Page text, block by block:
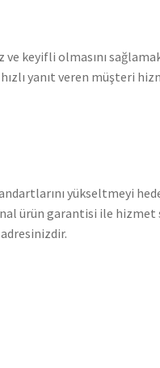
keyifli olmasını
yanıt veren müşteri
yükseltmeyi
ürün garantisi ile hizmet